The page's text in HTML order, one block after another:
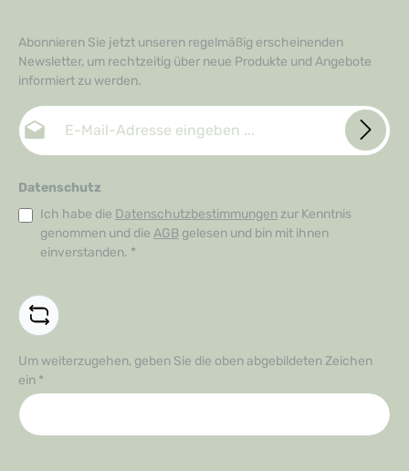
Abonnieren Sie jetzt unseren regelmäßig erscheinenden
Newsletter, um rechtzeitig über neue Produkte und Angebote
informiert zu werden.
E-Mail-Adresse*
Datenschutz
Ich habe die Datenschutzbestimmungen zur Kenntnis
genommen und die AGB gelesen und bin mit ihnen
einverstanden. *
Um weiterzugehen, geben Sie die oben abgebildeten Zeichen
ein *